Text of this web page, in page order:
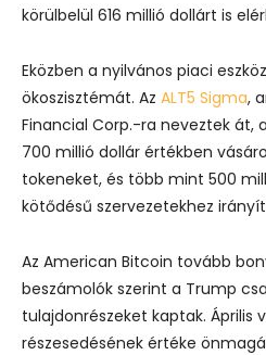
körülbelül 616 millió dollárt is
Eközben a nyilvános piaci
ökoszisztémát. Az ALT5 Sigma,
Financial Corp.-ra neveztek át,
700 millió dollár értékben
tokeneket, és több mint 500
kötődésű szervezetekhez
Az American Bitcoin tovább
beszámolók szerint a Trump
tulajdonrészeket kaptak. Április
részesedésének értéke